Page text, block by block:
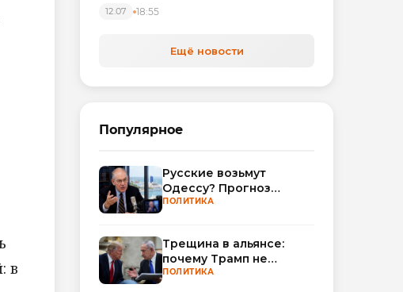
в
12.07 18:55
Ещё новости
Популярное
Русские возьмут
Одессу? Прогноз
Миршаймера
ПОЛИТИКА
Трещина в альянсе:
почему Трамп не
поверил Нетаньяху по
ПОЛИТИКА